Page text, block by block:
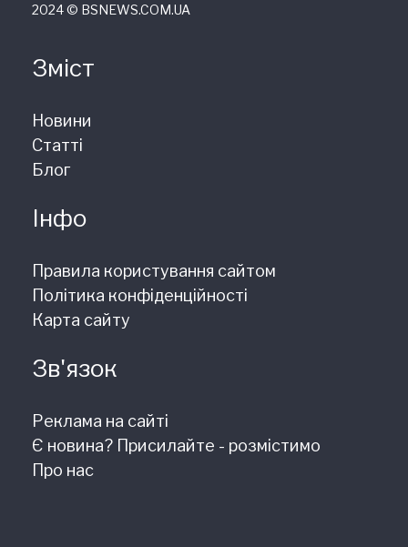
2024 © ВSNEWS.COM.UA
Зміст
Новини
Статті
Блог
Інфо
Правила користування сайтом
Політика конфіденційності
Карта сайту
Зв'язок
Реклама на сайті
Є новина? Присилайте - розмістимо
Про нас